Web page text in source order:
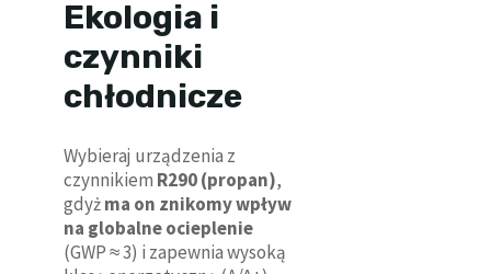
Ekologia i
czynniki
chłodnicze
Wybieraj urządzenia z
czynnikiem R290 (propan),
gdyżma on znikomy wpływ
na globalne ocieplenie
(GWP ≈ 3) i zapewnia wysoką